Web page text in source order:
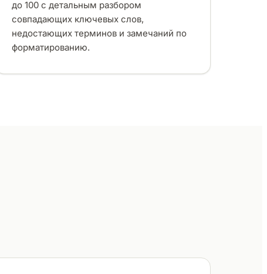
до 100 с детальным разбором
совпадающих ключевых слов,
недостающих терминов и замечаний по
форматированию.